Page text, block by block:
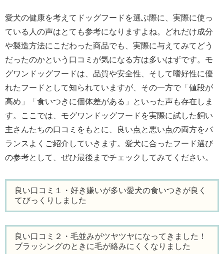
愛犬の健康を考えてドッグフードを選ぶ際に、実際に使っ
ている人の声はとても参考になりますよね。どれだけ成分
や製造方法にこだわった商品でも、実際に与えてみてどう
だったのかという口コミが気になる方は多いはずです。モ
グワンドッグフードは、品質や安全性、そして嗜好性に優
れたフードとして知られていますが、その一方で「値段が
高め」「食いつきに個体差がある」といった声も存在しま
す。ここでは、モグワンドッグフードを実際に試した飼い
主さんたちの口コミをもとに、良い点と悪い点の両方をバ
ランスよくご紹介していきます。愛犬に合ったフード選び
の参考として、ぜひ最後までチェックしてみてください。
良い口コミ１・好き嫌いが多い愛犬の食いつきが良く
てびっくりしました
良い口コミ２・毛並みがツヤツヤになってきました！
ブラッシングのときに毛が絡みにくくなりました